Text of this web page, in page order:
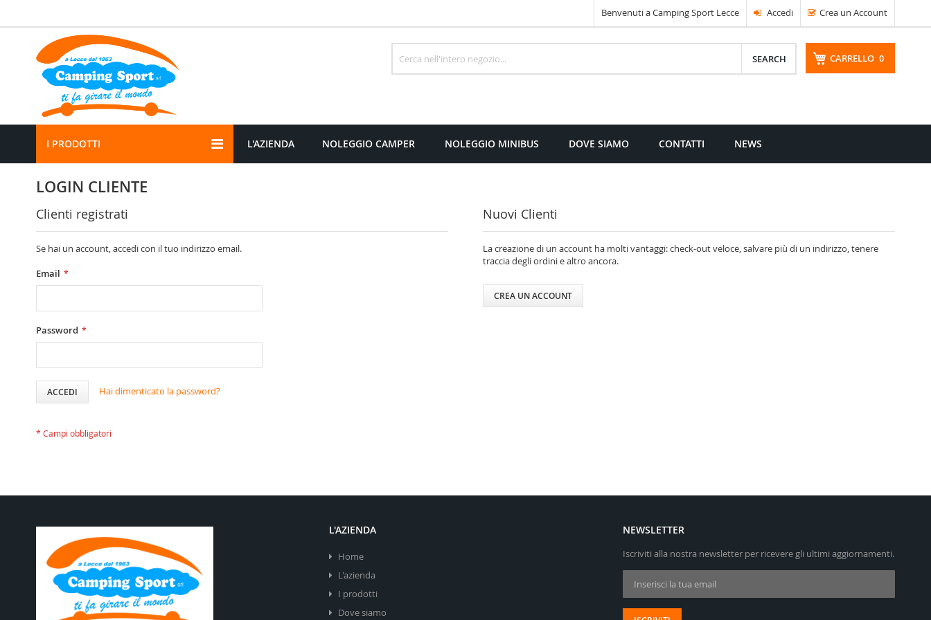
contenuto
Benvenuti a Camping Sport Lecce Accedi Crea un Account
CARRELLO 0
Cerca
L'AZIENDA NOLEGGIO CAMPER NOLEGGIO MINIBUS DOVE SIAMO CONTATTI NEWS
I PRODOTTI
LOGIN CLIENTE
Clienti registrati
Se hai un account, accedi con il tuo indirizzo email.
Email
Password
ACCEDI Hai dimenticato la password?
Nuovi Clienti
La creazione di un account ha molti vantaggi: check-out veloce, salvare più di un indirizzo, tenere
traccia degli ordini e altro ancora.
CREA UN ACCOUNT
L'AZIENDA
Home
L'azienda
I prodotti
Dove siamo
NEWSLETTER
Iscriviti alla nostra newsletter per ricevere gli ultimi aggiornamenti.
Iscriviti alla nostra Newsletter: